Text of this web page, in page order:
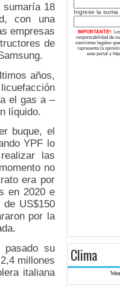
sumaría 18
con una
empresas
de
años,
el gas a –
líquido.
buque, el
YPF lo
las
no
era por
en 2020 e
US$150
por la
pasado su
millones
italiana
Ingrese la suma
IMPORTANTE!:
responsabilidad de
sanciones legales
representa la
este portal y
Clima